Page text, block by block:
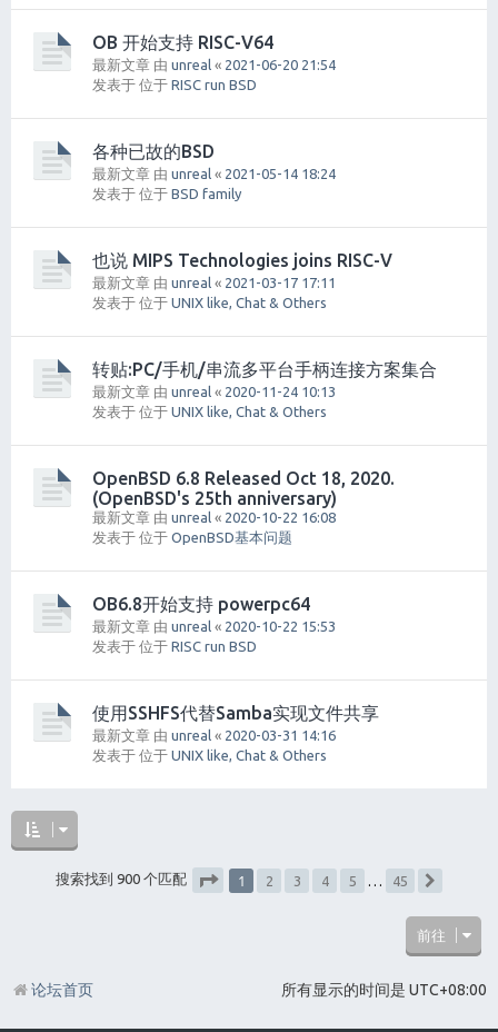
OB 开始支持 RISC-V64
最新文章 由 unreal « 2021-06-20 21:54
发表于 位于 RISC run BSD
各种已故的BSD
最新文章 由 unreal « 2021-05-14 18:24
发表于 位于 BSD family
也说 MIPS Technologies joins RISC-V
最新文章 由 unreal « 2021-03-17 17:11
发表于 位于 UNIX like, Chat & Others
转贴:PC/手机/串流多平台手柄连接方案集合
最新文章 由 unreal « 2020-11-24 10:13
发表于 位于 UNIX like, Chat & Others
OpenBSD 6.8 Released Oct 18, 2020.
(OpenBSD's 25th anniversary)
最新文章 由 unreal « 2020-10-22 16:08
发表于 位于 OpenBSD基本问题
OB6.8开始支持 powerpc64
最新文章 由 unreal « 2020-10-22 15:53
发表于 位于 RISC run BSD
使用SSHFS代替Samba实现文件共享
最新文章 由 unreal « 2020-03-31 14:16
发表于 位于 UNIX like, Chat & Others
搜索找到 900 个匹配
1 2 3 4 5
45
前往
所有显示的时间是 UTC+08:00
论坛首页